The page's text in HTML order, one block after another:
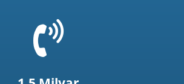
t('common.phone_icon')